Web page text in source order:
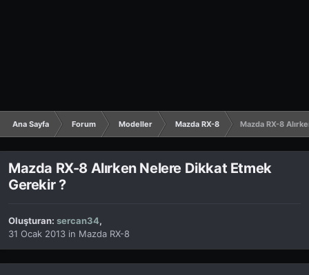
Ana Sayfa Forum Modeller Mazda RX-8 Mazda RX-8
Mazda RX-8 Alırken Nelere Dikkat Etmek
Gerekir ?
Oluşturan: sercan34,
31 Ocak 2013 in Mazda RX-8